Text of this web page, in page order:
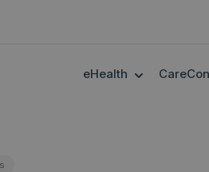
eHealth SHOW